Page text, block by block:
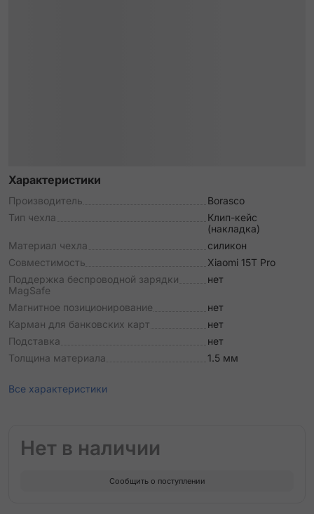
Характеристики
Производитель
Borasco
Тип чехла
Клип-кейс
(накладка)
Материал чехла
силикон
Совместимость
Xiaomi 15T Pro
Поддержка беспроводной зарядки
MagSafe
нет
Магнитное позиционирование
нет
Карман для банковских карт
нет
Подставка
нет
Толщина материала
1.5 мм
Все характеристики
Нет в наличии
Сообщить о поступлении